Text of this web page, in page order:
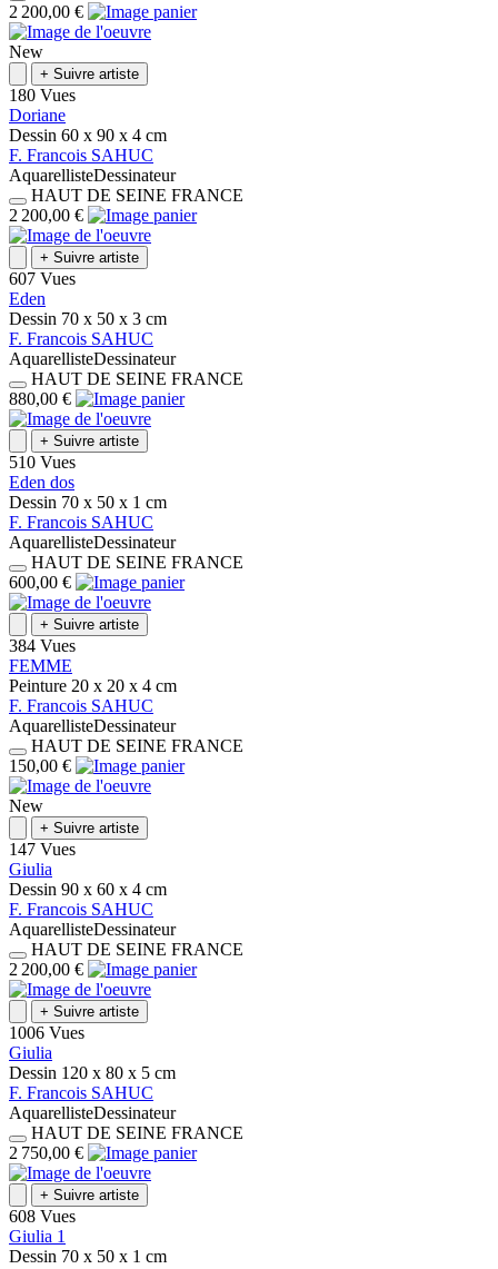
2 200,00 €
New
+ Suivre artiste
180 Vues
Doriane
Dessin 60 x 90 x 4 cm
F. Francois SAHUC
AquarellisteDessinateur
HAUT DE SEINE FRANCE
2 200,00 €
+ Suivre artiste
607 Vues
Eden
Dessin 70 x 50 x 3 cm
F. Francois SAHUC
AquarellisteDessinateur
HAUT DE SEINE FRANCE
880,00 €
+ Suivre artiste
510 Vues
Eden dos
Dessin 70 x 50 x 1 cm
F. Francois SAHUC
AquarellisteDessinateur
HAUT DE SEINE FRANCE
600,00 €
+ Suivre artiste
384 Vues
FEMME
Peinture 20 x 20 x 4 cm
F. Francois SAHUC
AquarellisteDessinateur
HAUT DE SEINE FRANCE
150,00 €
New
+ Suivre artiste
147 Vues
Giulia
Dessin 90 x 60 x 4 cm
F. Francois SAHUC
AquarellisteDessinateur
HAUT DE SEINE FRANCE
2 200,00 €
+ Suivre artiste
1006 Vues
Giulia
Dessin 120 x 80 x 5 cm
F. Francois SAHUC
AquarellisteDessinateur
HAUT DE SEINE FRANCE
2 750,00 €
+ Suivre artiste
608 Vues
Giulia 1
Dessin 70 x 50 x 1 cm